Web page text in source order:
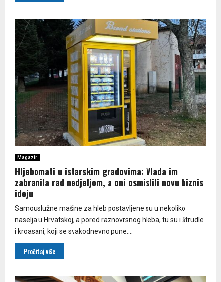
Magazin
Hljebomati u istarskim gradovima: Vlada im
zabranila rad nedjeljom, a oni osmislili novu biznis
ideju
Samouslužne mašine za hleb postavljene su u nekoliko
naselja u Hrvatskoj, a pored raznovrsnog hleba, tu su i štrudle
i kroasani, koji se svakodnevno pune....
Pročitaj više